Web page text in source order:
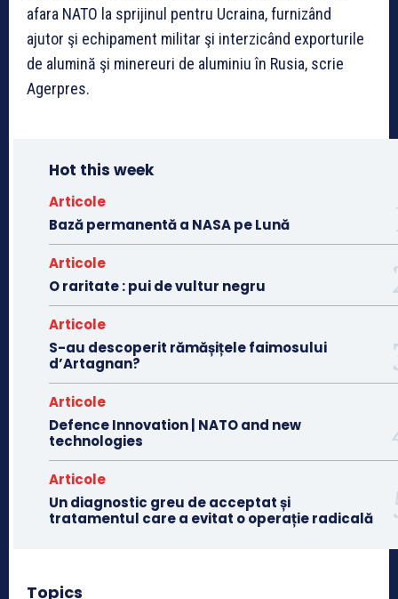
afara NATO la sprijinul pentru Ucraina, furnizând
ajutor şi echipament militar şi interzicând exporturile
de alumină şi minereuri de aluminiu în Rusia, scrie
Agerpres.
Hot this week
Articole
Bază permanentă a NASA pe Lună
Articole
O raritate : pui de vultur negru
Articole
S-au descoperit rămășițele faimosului
d’Artagnan?
Articole
Defence Innovation | NATO and new
technologies
Articole
Un diagnostic greu de acceptat și
tratamentul care a evitat o operație radicală
Topics